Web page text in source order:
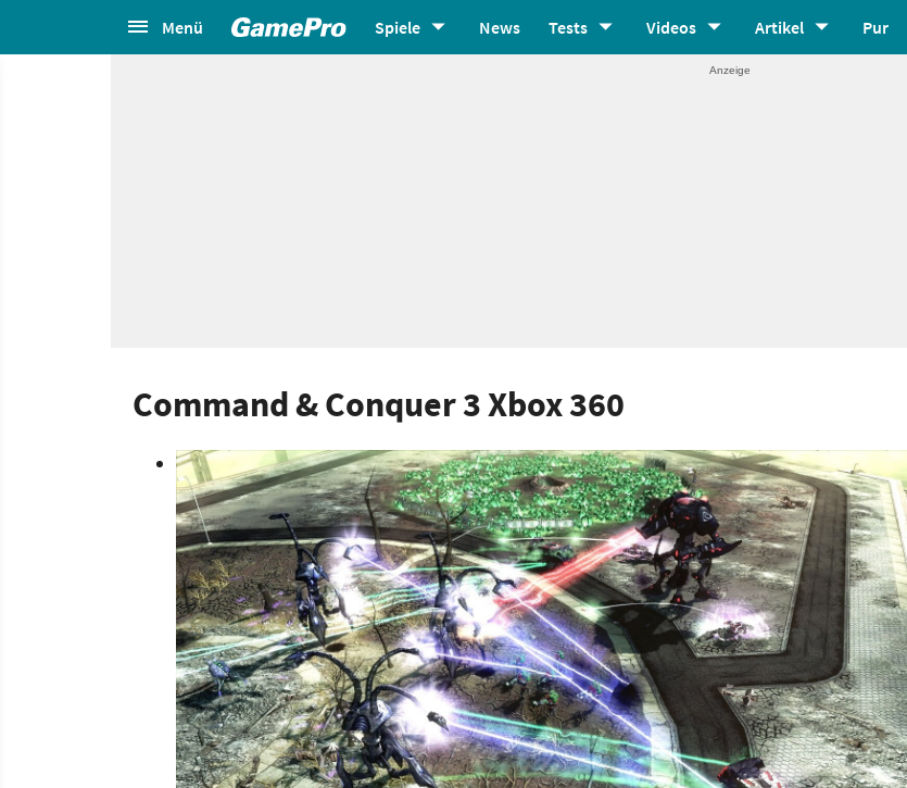
Menü Spiele News Tests Videos Artikel Pur
Command & Conquer 3 Xbox 360